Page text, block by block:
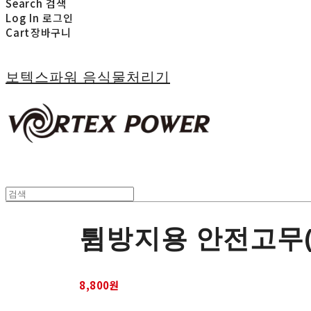
Search 검색
Log In 로그인
Cart장바구니
보텍스파워 음식물처리기
튐방지용 안전고
8,800원